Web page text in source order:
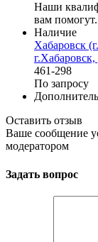
Наши
вам помогут.
Наличие
Хабаровск
461-298
По запросу
Оставить отзыв
Ваше сообщение
модератором
Задать вопрос